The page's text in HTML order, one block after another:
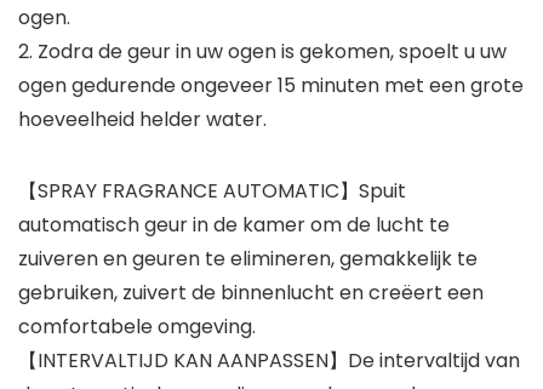
ogen.
2. Zodra de geur in uw ogen is gekomen, spoelt u uw
ogen gedurende ongeveer 15 minuten met een grote
hoeveelheid helder water.
【SPRAY FRAGRANCE AUTOMATIC】Spuit
automatisch geur in de kamer om de lucht te
zuiveren en geuren te elimineren, gemakkelijk te
gebruiken, zuivert de binnenlucht en creëert een
comfortabele omgeving.
【INTERVALTIJD KAN AANPASSEN】De intervaltijd van